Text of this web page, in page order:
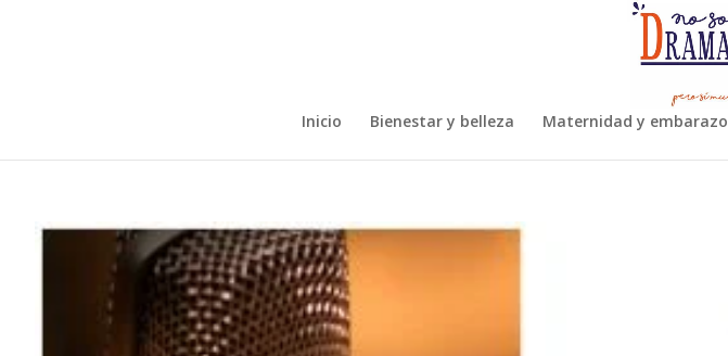
Inicio Bienestar y belleza Maternidad y embarazo